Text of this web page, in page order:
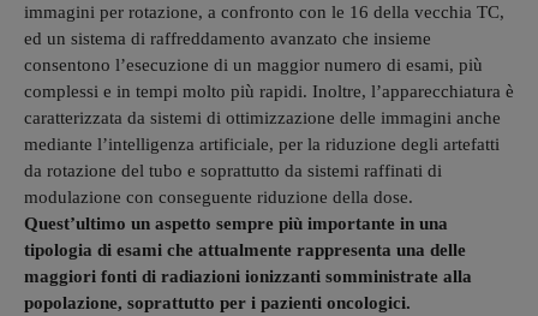
immagini per rotazione, a confronto con le 16 della vecchia TC,
ed un sistema di raffreddamento avanzato che insieme
consentono l’esecuzione di un maggior numero di esami, più
complessi e in tempi molto più rapidi. Inoltre, l’apparecchiatura è
caratterizzata da sistemi di ottimizzazione delle immagini anche
mediante l’intelligenza artificiale, per la riduzione degli artefatti
da rotazione del tubo e soprattutto da sistemi raffinati di
modulazione con conseguente riduzione della dose.
Quest’ultimo un aspetto sempre più importante in una
tipologia di esami che attualmente rappresenta una delle
maggiori fonti di radiazioni ionizzanti somministrate alla
popolazione, soprattutto per i pazienti oncologici.